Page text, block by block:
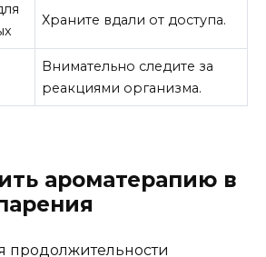
Храните вдали от доступа.
Внимательно следите за
реакциями организма.
ароматерапию в
продолжительности